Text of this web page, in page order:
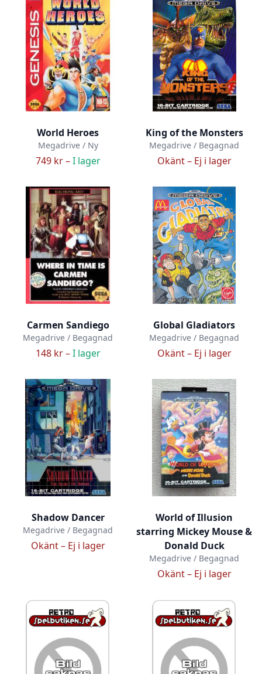
World Heroes
Megadrive / Ny
749 kr –I lager
King of the Monsters
Megadrive / Begagnad
Okänt – Ej i lager
Carmen Sandiego
Megadrive / Begagnad
148 kr –I lager
Global Gladiators
Megadrive / Begagnad
Okänt – Ej i lager
Shadow Dancer
Megadrive / Begagnad
Okänt – Ej i lager
World of Illusion
starring Mickey Mouse &
Donald Duck
Megadrive / Begagnad
Okänt – Ej i lager